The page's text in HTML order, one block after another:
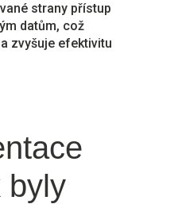
strany přístup
datům, což
zvyšuje efektivitu
byly